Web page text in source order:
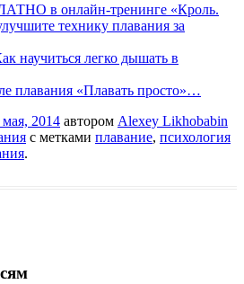
в онлайн-тренинге «Кроль.
технику плавания за
научиться легко дышать в
плавания «Плавать просто»…
мая, 2014 автором Alexey Likhobabin
с метками плавание, психология
.